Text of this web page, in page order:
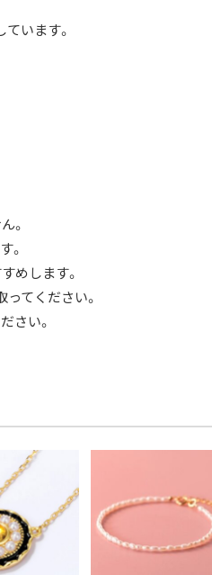
います。
。
。
めします。
てください。
さい。